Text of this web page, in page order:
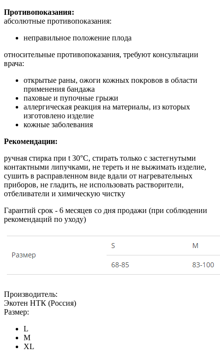
Противопоказания:
абсолютные противопоказания:
неправильное положение плода
относительные противопоказания, требуют консультации
врача:
открытые раны, ожоги кожных покровов в области
применения бандажа
паховые и пупочные грыжи
аллергическая реакция на материалы, из которых
изготовлено изделие
кожные заболевания
Рекомендации:
ручная стирка при t 30°С, стирать только с застегнутыми
контактными липучками, не тереть и не выжимать изделие,
сушить в расправленном виде вдали от нагревательных
приборов, не гладить, не использовать растворители,
отбеливатели и химическую чистку
Гарантий срок - 6 месяцев со дня продажи (при соблюдении
рекомендаций по уходу)
Производитель:
Экотен НТК (Россия)
Размер:
L
M
XL